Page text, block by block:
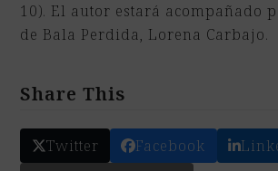
10). El autor estará acompañado
de Bala Perdida, Lorena Carbajo.
Share This
Twitter Facebook